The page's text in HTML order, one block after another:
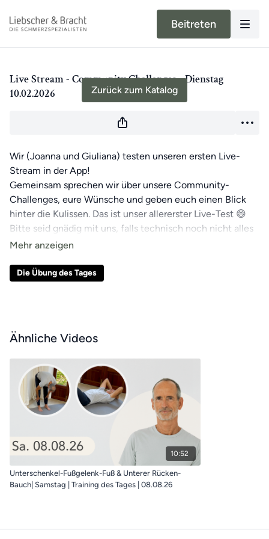
Beitreten
Zurück zum Katalog
Live Stream - Community Challenges - Dienstag
10.02.2026
Wir (Joanna und Giuliana) testen unseren ersten Live-
Stream in der App!
Gemeinsam sprechen wir über unsere Community-
Challenges, eure Wünsche und geben euch einen Blick
hinter die Kulissen. Das ist unser allererster Live-Test 😄
Bitte seid gnädig mit uns, falls technisch noch nicht alles
auf Anhieb klappt oder wir kurz stolpern. Für uns ist das
und den direkten Austausch mit euch 🤍
Die Übung des Tages
Ähnliche Videos
10:52
Unterschenkel-Fußgelenk-Fuß & Unterer Rücken-
Bauch| Samstag | Training des Tages | 08.08.26